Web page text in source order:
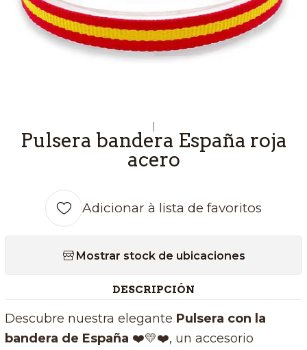
|
Pulsera bandera España roja
acero
Adicionar à lista de favoritos
Mostrar stock de ubicaciones
DESCRIPCIÓN
Descubre nuestra elegante Pulsera con la
bandera de España ❤️💛❤️, un accesorio